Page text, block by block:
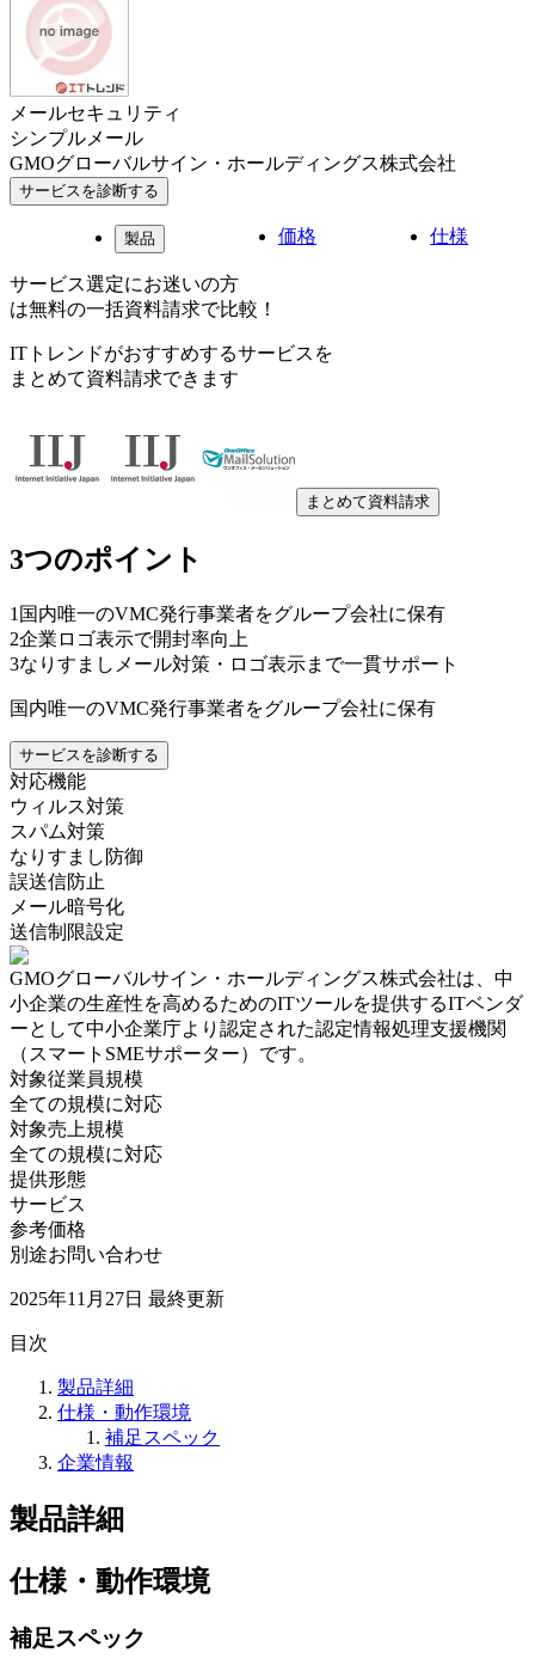
メールセキュリティ
シンプルメール
GMOグローバルサイン・ホールディングス株式会社
サービスを診断する
製品 価格 仕様
サービス選定にお迷いの方
は無料の一括資料請求で比較！
ITトレンドがおすすめするサービスを
まとめて資料請求できます
まとめて資料請求
3つのポイント
1 国内唯一のVMC発行事業者をグループ会社に保有
2企業ロゴ表示で開封率向上
3なりすましメール対策・ロゴ表示まで一貫サポート
国内唯一のVMC発行事業者をグループ会社に保有
サービスを診断する
対応機能
ウィルス対策
スパム対策
なりすまし防御
誤送信防止
メール暗号化
送信制限設定
GMOグローバルサイン・ホールディングス株式会社は、中
小企業の生産性を高めるためのITツールを提供するITベンダ
ーとして中小企業庁より認定された認定情報処理支援機関
（スマートSMEサポーター）です。
対象従業員規模
全ての規模に対応
対象売上規模
全ての規模に対応
提供形態
サービス
参考価格
別途お問い合わせ
2025年11月27日 最終更新
目次
製品詳細
仕様・動作環境
補足スペック
企業情報
製品詳細
仕様・動作環境
補足スペック